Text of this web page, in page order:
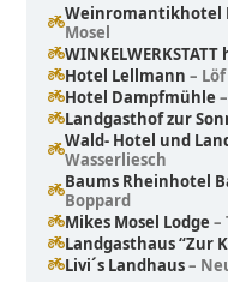
Weinromantikhotel
Mosel
Hotel Lellmann – Löf
Hotel Dampfmühle
Landgasthof zur
Wald- Hotel und
Wasserliesch
Baums Rheinhotel
Boppard
Mikes Mosel Lodge –
Landgasthaus “Zur
Livi´s Landhaus–